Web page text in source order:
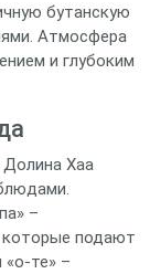
бутанскую
Атмосфера
и глубоким
Долина Хаа
–
которые подают
«о-те» –